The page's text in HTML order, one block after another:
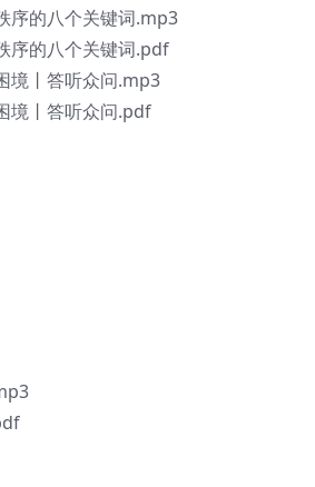
序的八个关键词.mp3
序的八个关键词.pdf
境丨答听众问.mp3
境丨答听众问.pdf